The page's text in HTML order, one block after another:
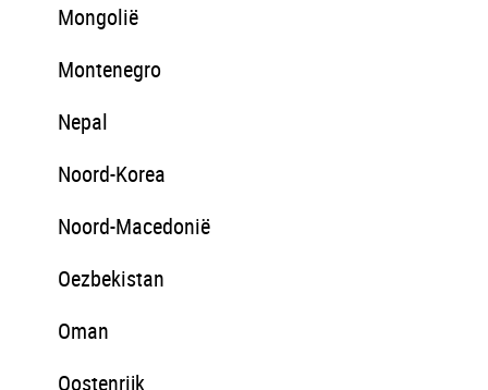
Mongolië
Montenegro
Nepal
Noord-Korea
Noord-Macedonië
Oezbekistan
Oman
Oostenrijk